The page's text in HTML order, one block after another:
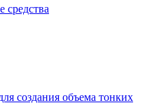
средства
создания объема тонких